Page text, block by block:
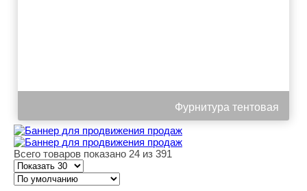
Фурнитура тентовая
Всего товаров показано 24 из 391